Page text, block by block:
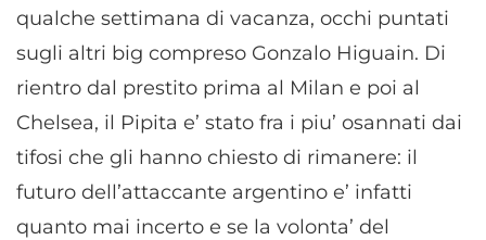
qualche settimana di vacanza, occhi puntati
sugli altri big compreso Gonzalo Higuain. Di
rientro dal prestito prima al Milan e poi al
Chelsea, il Pipita e’ stato fra i piu’ osannati dai
tifosi che gli hanno chiesto di rimanere: il
futuro dell’attaccante argentino e’ infatti
quanto mai incerto e se la volonta’ del